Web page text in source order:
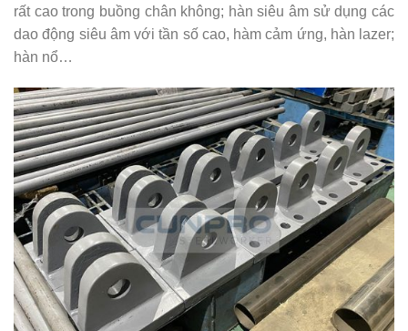
rất cao trong buồng chân không; hàn siêu âm sử dụng các
dao động siêu âm với tần số cao, hàm cảm ứng, hàn lazer;
hàn nổ…